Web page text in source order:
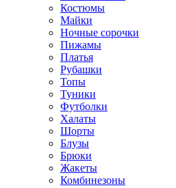
Костюмы
Майки
Ночные сорочки
Пижамы
Платья
Рубашки
Топы
Туники
Футболки
Халаты
Шорты
Блузы
Брюки
Жакеты
Комбинезоны